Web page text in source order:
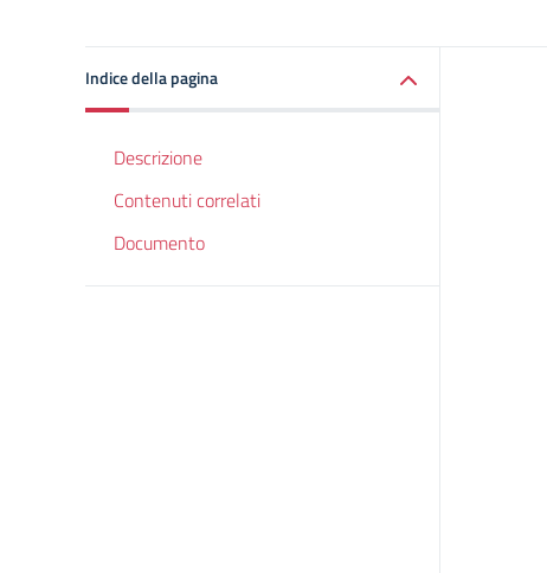
Indice della pagina
Descrizione
Contenuti correlati
Documento